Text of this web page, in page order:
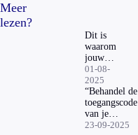
Meer
lezen?
Dit is
waarom
jouw
bank
soms
wél om
gegevens
vraagt
01-08-
2025
“Behandel de
toegangscode
van je
telefoon
23-09-2025